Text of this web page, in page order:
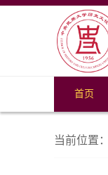
首页
当前位置：